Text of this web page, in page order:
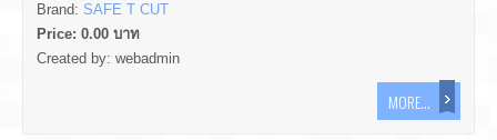
Brand: SAFE T CUT
Price: 0.00 บาท
Created by: webadmin
MORE...